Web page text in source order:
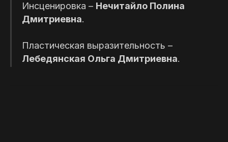
Инсценировка – Нечитайло Полина
Дмитриевна.
Пластическая выразительность –
Лебедянская Ольга Дмитриевна.